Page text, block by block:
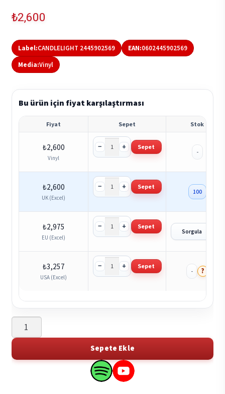
₺2,600
Label:CANDLELIGHT 2445902569 EAN:0602445902569
Media:Vinyl
Bu ürün için fiyat karşılaştırması
Fiyat Sepet Stok
₺2,600
Vinyl
− + Sepet
-
₺2,600
UK (Excel)
− + Sepet
100
₺2,975
EU (Excel)
− + Sepet
Sorgula
₺3,257
USA (Excel)
− + Sepet
- ?
Abduction
-
Blood
Sepete Ekle
SearchSearch